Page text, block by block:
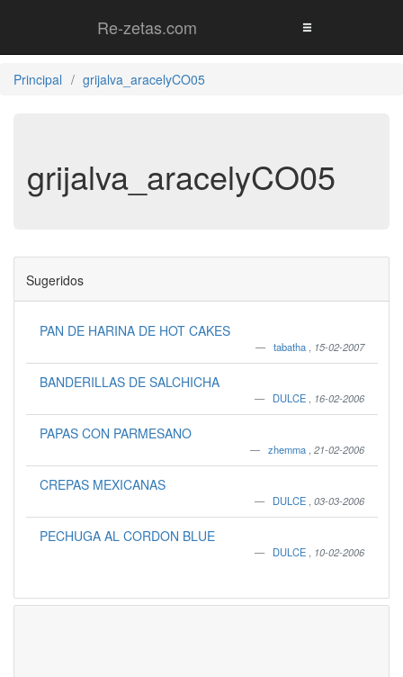
Re-zetas.com
Principal grijalva_aracelyCO05
grijalva_aracelyCO05
Sugeridos
PAN DE HARINA DE HOT CAKES
tabatha 15-02-2007
BANDERILLAS DE SALCHICHA
DULCE 16-02-2006
PAPAS CON PARMESANO
zhemma 21-02-2006
CREPAS MEXICANAS
DULCE 03-03-2006
PECHUGA AL CORDON BLUE
DULCE 10-02-2006